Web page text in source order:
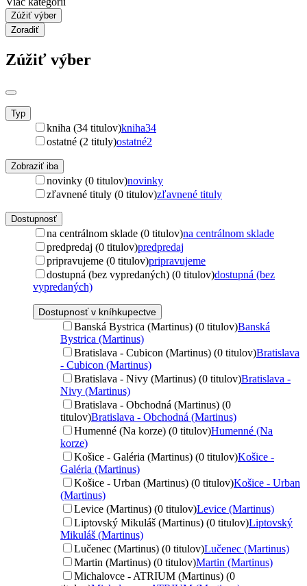
Zúžiť výber
Zoradiť
Zúžiť výber
Typ
kniha (34 titulov)kniha34
ostatné (2 tituly)ostatné2
Zobraziť iba
novinky (0 titulov)novinky
zľavnené tituly (0 titulov)zľavnené tituly
Dostupnosť
na centrálnom sklade (0 titulov)na centrálnom sklade
predpredaj (0 titulov)predpredaj
pripravujeme (0 titulov)pripravujeme
dostupná (bez vypredaných) (0 titulov)dostupná (bez
vypredaných)
Dostupnosť v kníhkupectve
Banská Bystrica (Martinus) (0 titulov)Banská
Bystrica (Martinus)
Bratislava - Cubicon (Martinus) (0 titulov)Bratislava
- Cubicon (Martinus)
Bratislava - Nivy (Martinus) (0 titulov)Bratislava -
Nivy (Martinus)
Bratislava - Obchodná (Martinus) (0
titulov)Bratislava - Obchodná (Martinus)
Humenné (Na korze) (0 titulov)Humenné (Na
korze)
Košice - Galéria (Martinus) (0 titulov)Košice -
Galéria (Martinus)
Košice - Urban (Martinus) (0 titulov)Košice - Urban
(Martinus)
Levice (Martinus) (0 titulov)Levice (Martinus)
Liptovský Mikuláš (Martinus) (0 titulov)Liptovský
Mikuláš (Martinus)
Lučenec (Martinus) (0 titulov)Lučenec (Martinus)
Martin (Martinus) (0 titulov)Martin (Martinus)
Michalovce - ATRIUM (Martinus) (0